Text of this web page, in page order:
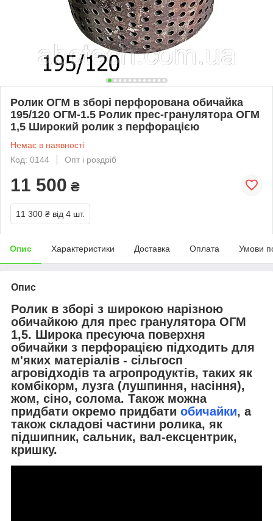
Ролик ОГМ в зборі перфорована обичайка
195/120 ОГМ-1.5 Ролик прес-гранулятора ОГМ
1,5 Широкий ролик з перфорацією
Немає в наявності
Код: 0144
Опт і роздріб
11 500 ₴
11 300 ₴ від 4 шт.
Опис Характеристики Доставка Оплата Умови
Опис
Ролик в зборі з широкою нарізною
обичайкою для прес гранулятора ОГМ
1,5. Широка пресуюча поверхня
обичайки з перфорацією підходить для
м'яких матеріалів - сільгосп
агровідходів та агропродуктів, таких як
комбікорм, лузга (лушпиння, насіння),
жом, сіно, солома. Також можна
придбати окремо придбати обичайки, а
також складові частини ролика, як
підшипник, сальник, вал-ексцентрик,
кришку.